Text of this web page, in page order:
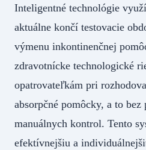
Inteligentné technológie
aktuálne končí testovacie
výmenu inkontinenčnej
zdravotnícke technologické
opatrovateľkám pri
absorpčné pomôcky, a to bez
manuálnych kontrol. Tento
efektívnejšiu a